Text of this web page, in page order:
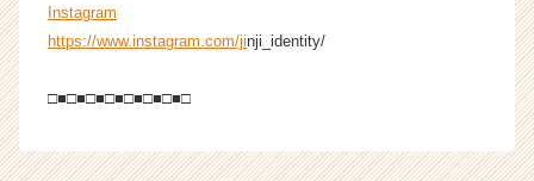
Instagram
https://www.instagram.com/jinji_identity/
□■□■□■□■□■□■□■□